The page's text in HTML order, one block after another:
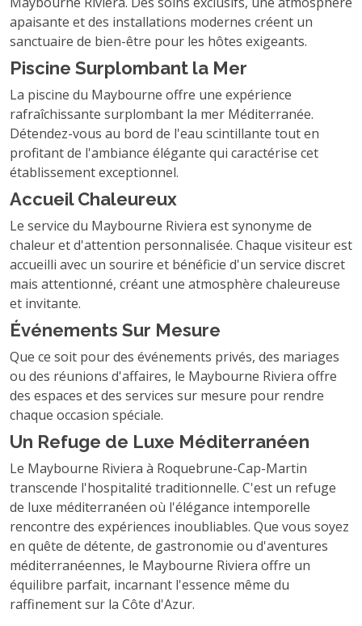
apaisante et des installations modernes créent un
sanctuaire de bien-être pour les hôtes exigeants.
Piscine Surplombant la Mer
La piscine du Maybourne offre une expérience
rafraîchissante surplombant la mer Méditerranée.
Détendez-vous au bord de l'eau scintillante tout en
profitant de l'ambiance élégante qui caractérise cet
établissement exceptionnel.
Accueil Chaleureux
Le service du Maybourne Riviera est synonyme de
chaleur et d'attention personnalisée. Chaque visiteur est
accueilli avec un sourire et bénéficie d'un service discret
mais attentionné, créant une atmosphère chaleureuse
et invitante.
Événements Sur Mesure
Que ce soit pour des événements privés, des mariages
ou des réunions d'affaires, le Maybourne Riviera offre
des espaces et des services sur mesure pour rendre
chaque occasion spéciale.
Un Refuge de Luxe Méditerranéen
Le Maybourne Riviera à Roquebrune-Cap-Martin
transcende l'hospitalité traditionnelle. C'est un refuge
de luxe méditerranéen où l'élégance intemporelle
rencontre des expériences inoubliables. Que vous soyez
en quête de détente, de gastronomie ou d'aventures
méditerranéennes, le Maybourne Riviera offre un
équilibre parfait, incarnant l'essence même du
raffinement sur la Côte d'Azur.